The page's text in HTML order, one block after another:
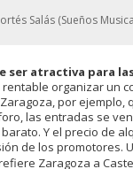
Salás (Sueños
ser atractiva para
organizar un
por ejemplo,
las entradas se
Y el precio de
de los promotores.
Zaragoza a